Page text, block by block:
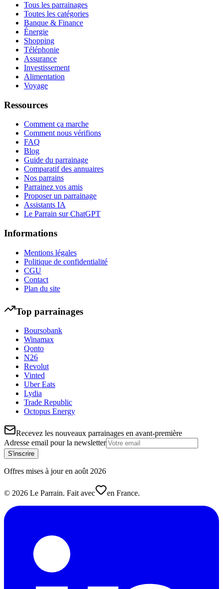
Tous les parrainages
Toutes les catégories
Banque & Finance
Énergie
Shopping
Téléphonie
Assurance
Investissement
Alimentation
Voyage
Ressources
Comment ça marche
Comment nous vérifions
FAQ
Blog
Guide du parrainage
Comparatif des annuaires
Nos parrains
Parrainez vos amis
Proposer un parrainage
Assistants IA
Le Parrain sur ChatGPT
Informations
Mentions légales
Politique de confidentialité
CGU
Contact
Plan du site
Top parrainages
Boursobank
Winamax
Qonto
N26
Revolut
Vinted
Uber Eats
Lydia
Trade Republic
Octopus Energy
Recevez les nouveaux parrainages en avant-première
Adresse email pour la newsletter
S'inscrire
Offres mises à jour en août 2026
© 2026 Le Parrain. Fait avec en France.